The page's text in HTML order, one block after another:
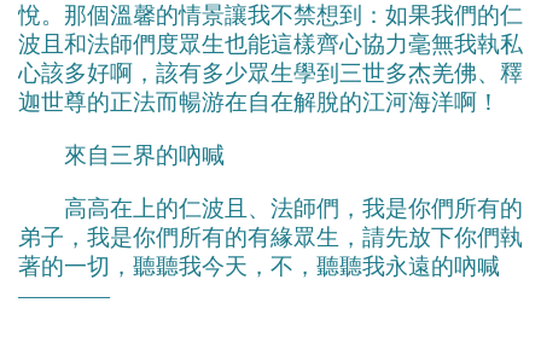
悅。那個溫馨的情景讓我不禁想到：如果我們的仁
波且和法師們度眾生也能這樣齊心協力毫無我執私
心該多好啊，該有多少眾生學到三世多杰羌佛、釋
迦世尊的正法而暢游在自在解脫的江河海洋啊！
來自三界的吶喊
高高在上的仁波且、法師們，我是你們所有的
弟子，我是你們所有的有緣眾生，請先放下你們執
著的一切，聽聽我今天，不，聽聽我永遠的吶喊
————